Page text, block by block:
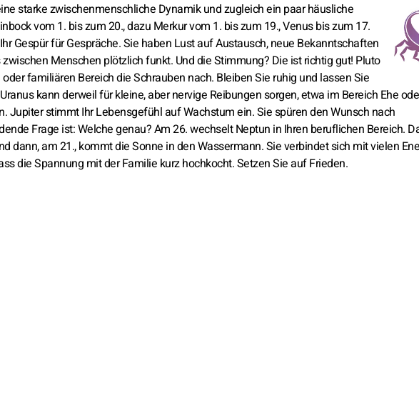
starke zwischenmenschliche Dynamik und zugleich ein paar häusliche
vom 1. bis zum 20., dazu Merkur vom 1. bis zum 19., Venus bis zum 17.
Gespür für Gespräche. Sie haben Lust auf Austausch, neue Bekanntschaften
Menschen plötzlich funkt. Und die Stimmung? Die ist richtig gut! Pluto
familiären Bereich die Schrauben nach. Bleiben Sie ruhig und lassen Sie
kann derweil für kleine, aber nervige Reibungen sorgen, etwa im Bereich Ehe
Jupiter stimmt Ihr Lebensgefühl auf Wachstum ein. Sie spüren den Wunsch nach
Frage ist: Welche genau? Am 26. wechselt Neptun in Ihren beruflichen Bereich.
dann, am 21., kommt die Sonne in den Wassermann. Sie verbindet sich mit vielen
die Spannung mit der Familie kurz hochkocht. Setzen Sie auf Frieden.